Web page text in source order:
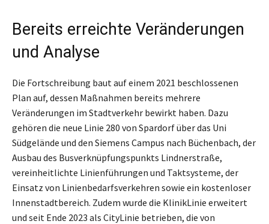
Bereits erreichte Veränderungen
und Analyse
Die Fortschreibung baut auf einem 2021 beschlossenen
Plan auf, dessen Maßnahmen bereits mehrere
Veränderungen im Stadtverkehr bewirkt haben. Dazu
gehören die neue Linie 280 von Spardorf über das Uni
Südgelände und den Siemens Campus nach Büchenbach, der
Ausbau des Busverknüpfungspunkts Lindnerstraße,
vereinheitlichte Linienführungen und Taktsysteme, der
Einsatz von Linienbedarfsverkehren sowie ein kostenloser
Innenstadtbereich. Zudem wurde die KlinikLinie erweitert
und seit Ende 2023 als CityLinie betrieben, die von